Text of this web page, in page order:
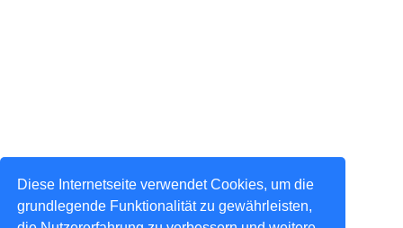
Diese Internetseite verwendet Cookies, um die
grundlegende Funktionalität zu gewährleisten,